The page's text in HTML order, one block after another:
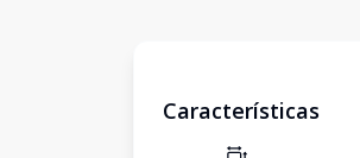
Características